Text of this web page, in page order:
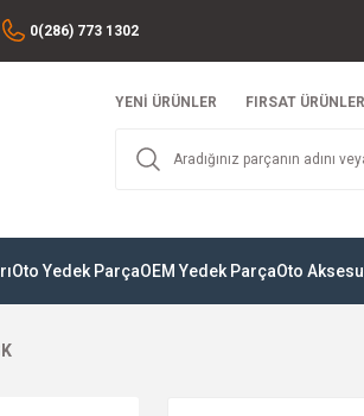
0(286) 773 1302
YENİ ÜRÜNLER FIRSAT
Oto Yedek ParçaOEM Yedek ParçaOto